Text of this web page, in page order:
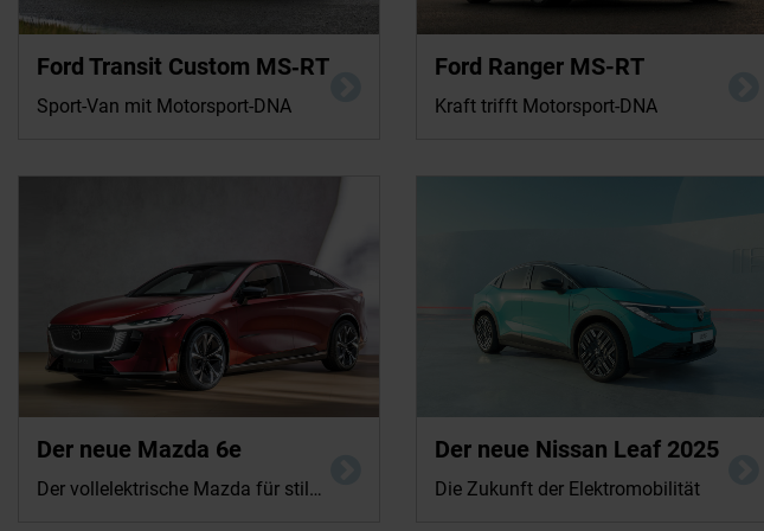
Ford Transit Custom MS‑RT
Sport-Van mit Motorsport-DNA
Ford Ranger MS-RT
Kraft trifft Motorsport-DNA
Energieverbrauch kombiniert für den Mazda6e EV:
16,6kWh/100km. CO₂-Emissionen kombiniert im
Der neue Mazda 6e
Der vollelektrische Mazda für stilvolles, effizientes Fahren
Energieverbrauch Nissan Leaf 52 kWh 130 kW (177 PS)
kombiniert: 14,2 kWh/100 km; CO₂-Emissionen
Der neue Nissan Leaf 2025
Die Zukunft der Elektromobilität